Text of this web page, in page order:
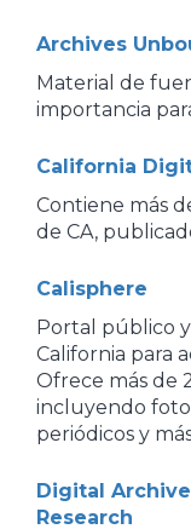
Archives
Material de
importancia
California
Contiene más
de CA,
Calisphere
Portal público
California para
Ofrece más de
incluyendo
periódicos y
Digital
Research